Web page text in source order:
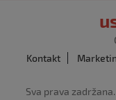
Kontakt
Sva prava